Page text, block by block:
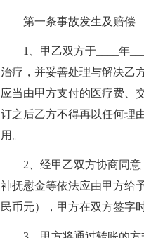
第一条事故发生及赔偿
1、甲乙双方于____年
治疗，并妥善处理与解决乙
应当由甲方支付的医疗费、
订之后乙方不得再以任何理
用。
2、经甲乙双方协商同意
神抚慰金等依法应由甲方给
民币元），甲方在双方签字